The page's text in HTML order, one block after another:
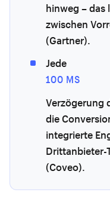
hinweg – das
zwischen
(Gartner).
Jede
100 MS
Verzögerung
die
integrierte
Drittanbieter-
(Coveo).